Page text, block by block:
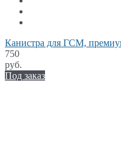
Канистра для ГСМ,
750
руб.
Под заказ